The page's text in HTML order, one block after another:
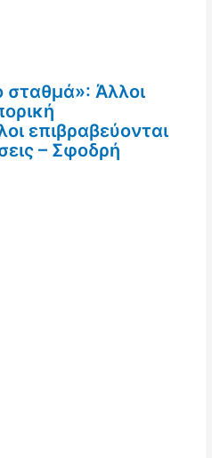
σταθμά»: Άλλοι
επιβραβεύονται
– Σφοδρή